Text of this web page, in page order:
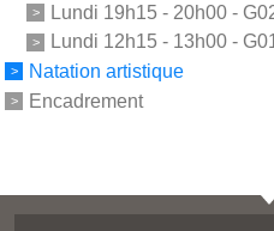
Lundi 19h15 - 20h00 -
Lundi 12h15 - 13h00 -
Natation artistique
Encadrement